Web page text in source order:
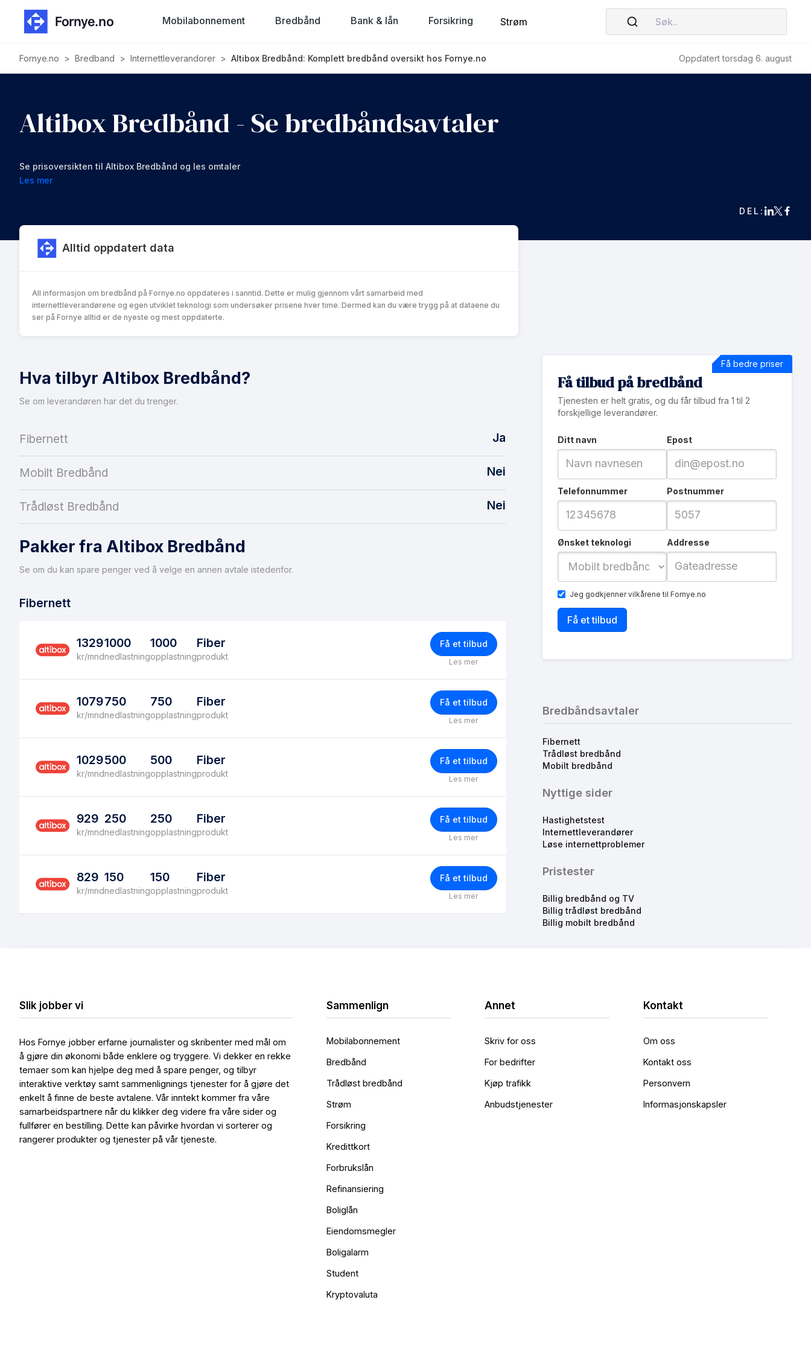
Mobilabonnement Bredbånd Bank & lån Forsikring Strøm Søk..
Fornye.no > Bredband > Internettleverandorer > Altibox Bredbånd: Komplett bredbånd oversikt hos Fornye.no Oppdatert torsdag 6. august
Altibox Bredbånd - Se bredbåndsavtaler
Se prisoversikten til Altibox Bredbånd og les omtaler
Les mer
DEL:
Alltid oppdatert data
All informasjon om bredbånd på Fornye.no oppdateres i sanntid. Dette er mulig gjennom vårt samarbeid med
internettleverandørene og egen utviklet teknologi som undersøker prisene hver time. Dermed kan du være trygg på at dataene du
ser på Fornye alltid er de nyeste og mest oppdaterte.
Hva tilbyr Altibox Bredbånd?
Se om leverandøren har det du trenger.
Fibernett Ja
Mobilt Bredbånd Nei
Trådløst Bredbånd Nei
Pakker fra Altibox Bredbånd
Se om du kan spare penger ved å velge en annen avtale istedenfor.
Fibernett
1329
kr/mnd
1000
nedlastning
1000
opplastning
Fiber
produkt
Få et tilbud
Les mer
1079
kr/mnd
750
nedlastning
750
opplastning
Fiber
produkt
Få et tilbud
Les mer
1029
kr/mnd
500
nedlastning
500
opplastning
Fiber
produkt
Få et tilbud
Les mer
929
kr/mnd
250
nedlastning
250
opplastning
Fiber
produkt
Få et tilbud
Les mer
829
kr/mnd
150
nedlastning
150
opplastning
Fiber
produkt
Få et tilbud
Les mer
Få tilbud på bredbånd
Tjenesten er helt gratis, og du får tilbud fra 1 til 2
forskjellige leverandører.
Ditt navn Epost
Telefonnummer Postnummer
Ønsket teknologi Addresse
Jeg godkjennervilkårene til Fornye.no
Få bedre priser
Bredbåndsavtaler
Fibernett
Trådløst bredbånd
Mobilt bredbånd
Nyttige sider
Hastighetstest
Internettleverandører
Løse internettproblemer
Pristester
Billig bredbånd og TV
Billig trådløst bredbånd
Billig mobilt bredbånd
Slik jobber vi
Hos Fornye jobber erfarne journalister og skribenter med mål om
å gjøre din økonomi både enklere og tryggere. Vi dekker en rekke
temaer som kan hjelpe deg med å spare penger, og tilbyr
interaktive verktøy samt sammenlignings tjenester for å gjøre det
enkelt å finne de beste avtalene. Vår inntekt kommer fra våre
samarbeidspartnere når du klikker deg videre fra våre sider og
fullfører en bestilling. Dette kan påvirke hvordan vi sorterer og
rangerer produkter og tjenester på vår tjeneste.
Sammenlign
Mobilabonnement
Bredbånd
Trådløst bredbånd
Strøm
Forsikring
Kredittkort
Forbrukslån
Refinansiering
Boliglån
Eiendomsmegler
Boligalarm
Student
Kryptovaluta
Annet
Skriv for oss
For bedrifter
Kjøp trafikk
Anbudstjenester
Kontakt
Om oss
Kontakt oss
Personvern
Informasjonskapsler